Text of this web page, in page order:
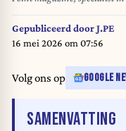
Photo12 via AFP
Gepubliceerd doorJ.PE
16 mei 2026 om 07:56
Volg ons op GOOGLE
SAMENVATTING